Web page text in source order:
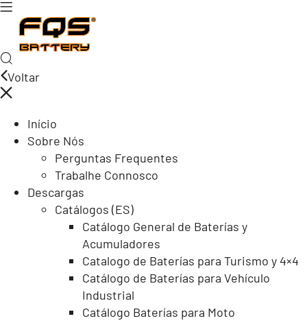
Voltar
Início
Sobre Nós
Perguntas Frequentes
Trabalhe Connosco
Descargas
Catálogos (ES)
Catálogo General de Baterías y
Acumuladores
Catalogo de Baterías para Turismo y 4×4
Catálogo de Baterías para Vehículo
Industrial
Catálogo Baterías para Moto